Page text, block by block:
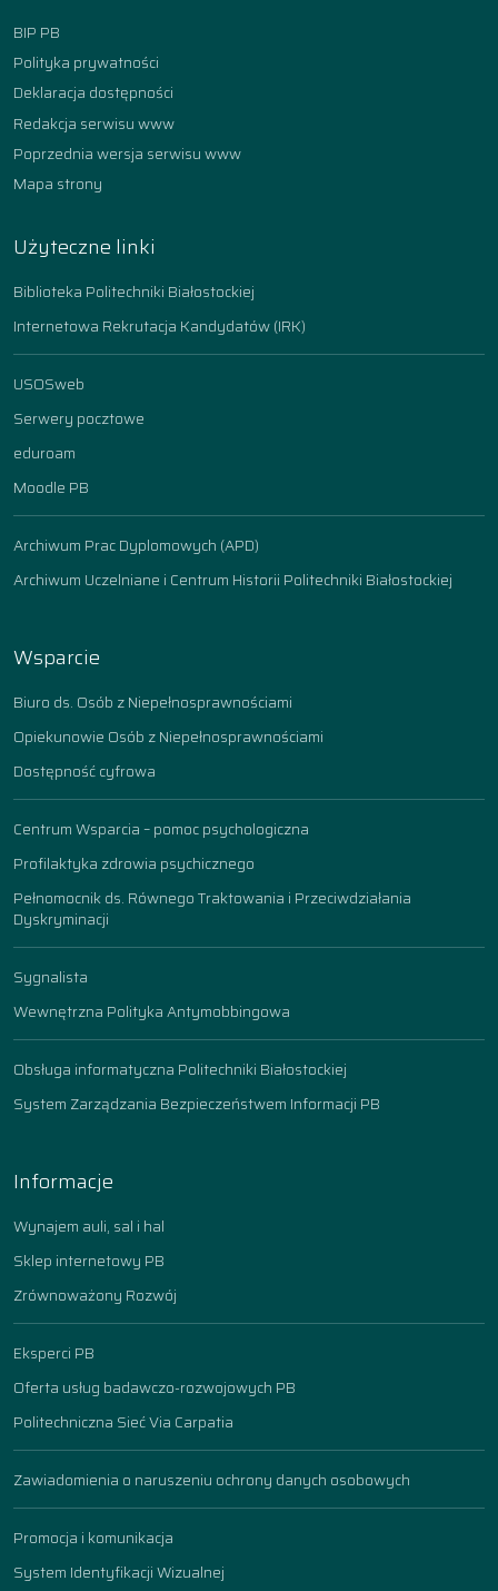
BIP PB
Polityka prywatności
Deklaracja dostępności
Redakcja serwisu www
Poprzednia wersja serwisu www
Mapa strony
Użyteczne linki
Biblioteka Politechniki Białostockiej
Internetowa Rekrutacja Kandydatów (IRK)
USOSweb
Serwery pocztowe
eduroam
Moodle PB
Archiwum Prac Dyplomowych (APD)
Archiwum Uczelniane i Centrum Historii Politechniki Białostockiej
Wsparcie
Biuro ds. Osób z Niepełnosprawnościami
Opiekunowie Osób z Niepełnosprawnościami
Dostępność cyfrowa
Centrum Wsparcia – pomoc psychologiczna
Profilaktyka zdrowia psychicznego
Pełnomocnik ds. Równego Traktowania i Przeciwdziałania
Dyskryminacji
Sygnalista
Wewnętrzna Polityka Antymobbingowa
Obsługa informatyczna Politechniki Białostockiej
System Zarządzania Bezpieczeństwem Informacji PB
Informacje
Wynajem auli, sal i hal
Sklep internetowy PB
Zrównoważony Rozwój
Eksperci PB
Oferta usług badawczo-rozwojowych PB
Politechniczna Sieć Via Carpatia
Zawiadomienia o naruszeniu ochrony danych osobowych
Promocja i komunikacja
System Identyfikacji Wizualnej